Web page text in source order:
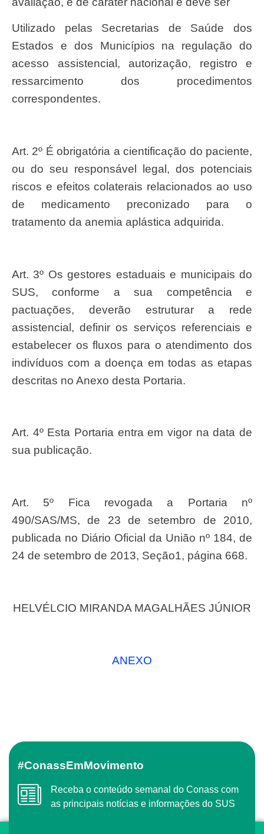
utilizado pelas Secretarias de Saúde dos
Estados e dos Municípios na regulação do
acesso assistencial, autorização, registro e
ressarcimento dos procedimentos
correspondentes.
Art. 2º É obrigatória a cientificação do paciente,
ou do seu responsável legal, dos potenciais
riscos e efeitos colaterais relacionados ao uso
de medicamento preconizado para o
tratamento da anemia aplástica adquirida.
Art. 3º Os gestores estaduais e municipais do
SUS, conforme a sua competência e
pactuações, deverão estruturar a rede
assistencial, definir os serviços referenciais e
estabelecer os fluxos para o atendimento dos
indivíduos com a doença em todas as etapas
descritas no Anexo desta Portaria.
Art. 4º Esta Portaria entra em vigor na data de
sua publicação.
Art. 5º Fica revogada a Portaria nº
490/SAS/MS, de 23 de setembro de 2010,
publicada no Diário Oficial da União nº 184, de
24 de setembro de 2013, Seção1, página 668.
HELVÉLCIO MIRANDA MAGALHÃES JÚNIOR
ANEXO
#ConassEmMovimento
Receba o conteúdo semanal do Conass com
as principais notícias e informações do SUS